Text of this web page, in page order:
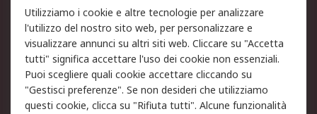
Informativa Cookie
Informativa Privacy -
Aggiornata
Email Security
Termini d'uso
Condizioni di vendita
Condizioni generali di
servizio
Etica e responsabilità
Utilizziamo i cookie e altre tecnologie per analizzare
l'utilizzo del nostro sito web, per personalizzare e
visualizzare annunci su altri siti web. Cliccare su "Accetta
tutti" significa accettare l'uso dei cookie non essenziali.
Puoi scegliere quali cookie accettare cliccando su
"Gestisci preferenze". Se non desideri che utilizziamo
questi cookie, clicca su "Rifiuta tutti". Alcune funzionalità